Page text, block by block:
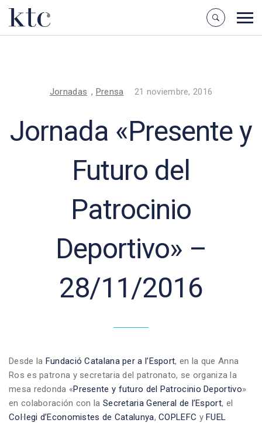
Jornadas , Prensa 21 noviembre, 2016
Jornada «Presente y
Futuro del
Patrocinio
Deportivo» –
28/11/2016
Desde la Fundació Catalana per a l’Esport, en la que Anna
Ros es patrona y secretaria del patronato, se organiza la
mesa redonda «Presente y futuro del Patrocinio Deportivo»
en colaboración con la Secretaria General de l’Esport, el
Col·legi d’Economistes de Catalunya,COPLEFC yFUEL